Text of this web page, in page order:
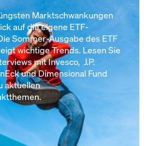
Marktschwankungen
auf die eigene ETF-
Sommer-Ausgabe des ETF
wichtige Trends. Lesen Sie
mit Invesco, J.P.
und Dimensional Fund
aktuellen